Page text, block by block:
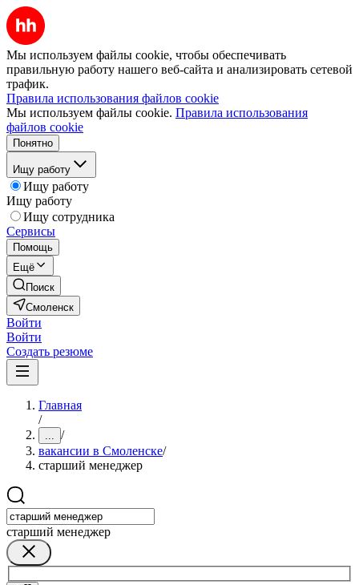
Мы используем файлы cookie, чтобы обеспечивать
правильную работу нашего веб-сайта и анализировать сетевой
трафик.
Правила использования файлов cookie
Мы используем файлы cookie. Правила использования
файлов cookie
Понятно
Ищу работу
Ищу работу
Ищу работу
Ищу сотрудника
Сервисы
Помощь
Ещё
Поиск
Смоленск
Войти
Войти
Создать резюме
Главная
/
... /
вакансии в Смоленске/
старший менеджер
старший менеджер